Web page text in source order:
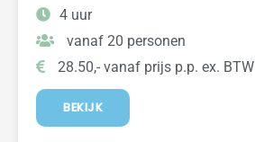
4 uur
vanaf 20 personen
28.50,- vanaf prijs p.p. ex. BTW
BEKIJK